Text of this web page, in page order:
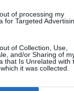
of processing my
for Targeted
of Collection, Use,
and/or Sharing of
that Is Unrelated with
it was collected.
Προβλέπονται
κομμωτήρια
Οι Τούρκοί
δεδομένα της
σταρ στην
που βγάζουν,